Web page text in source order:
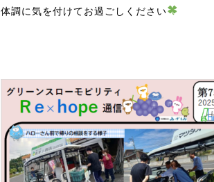
体調に気を付けてお過ごしください